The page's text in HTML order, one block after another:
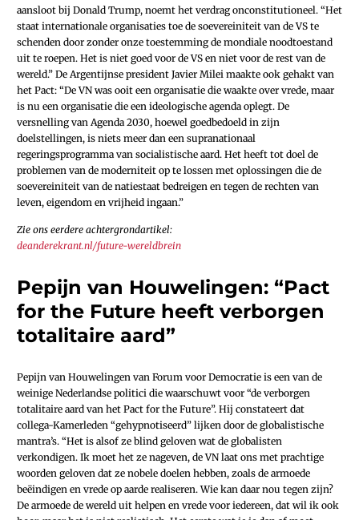
aansloot bij Donald Trump, noemt het verdrag onconstitutioneel. “Het
staat internationale organisaties toe de soevereiniteit van de VS te
schenden door zonder onze toestemming de mondiale noodtoestand
uit te roepen. Het is niet goed voor de VS en niet voor de rest van de
wereld.” De Argentijnse president Javier Milei maakte ook gehakt van
het Pact: “De VN was ooit een organisatie die waakte over vrede, maar
is nu een organisatie die een ideologische agenda oplegt. De
versnelling van Agenda 2030, hoewel goedbedoeld in zijn
doelstellingen, is niets meer dan een supranationaal
regeringsprogramma van socialistische aard. Het heeft tot doel de
problemen van de moderniteit op te lossen met oplossingen die de
soevereiniteit van de natiestaat bedreigen en tegen de rechten van
leven, eigendom en vrijheid ingaan.”
Zie ons eerdere achtergrondartikel:
deanderekrant.nl/future-wereldbrein
Pepijn van Houwelingen: “Pact
for the Future heeft verborgen
totalitaire aard”
Pepijn van Houwelingen van Forum voor Democratie is een van de
weinige Nederlandse politici die waarschuwt voor “de verborgen
totalitaire aard van het Pact for the Future”. Hij constateert dat
collega-Kamerleden “gehypnotiseerd” lijken door de globalistische
mantra’s. “Het is alsof ze blind geloven wat de globalisten
verkondigen. Ik moet het ze nageven, de VN laat ons met prachtige
woorden geloven dat ze nobele doelen hebben, zoals de armoede
beëindigen en vrede op aarde realiseren. Wie kan daar nou tegen zijn?
De armoede de wereld uit helpen en vrede voor iedereen, dat wil ik ook